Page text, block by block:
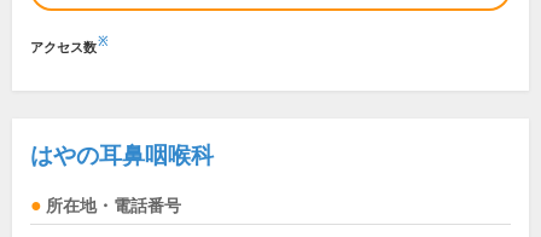
アクセス数※
はやの耳鼻咽喉科
所在地・電話番号